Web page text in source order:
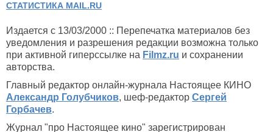
СТАТИСТИКА MAIL.RU
Издается с 13/03/2000 :: Перепечатка материалов без
уведомления и разрешения редакции возможна только
при активной гиперссылке на Filmz.ru и сохранении
авторства.
Главный редактор онлайн-журнала Настоящее КИНО
Александр Голубчиков, шеф-редактор Сергей
Горбачев.
Журнал "про Настоящее кино" зарегистрирован